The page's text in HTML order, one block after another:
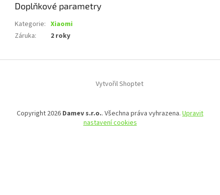
Doplňkové parametry
Kategorie: Xiaomi
Záruka: 2 roky
Vytvořil Shoptet
Copyright 2026 Damev s.r.o.. Všechna práva vyhrazena. Upravit
nastavení cookies